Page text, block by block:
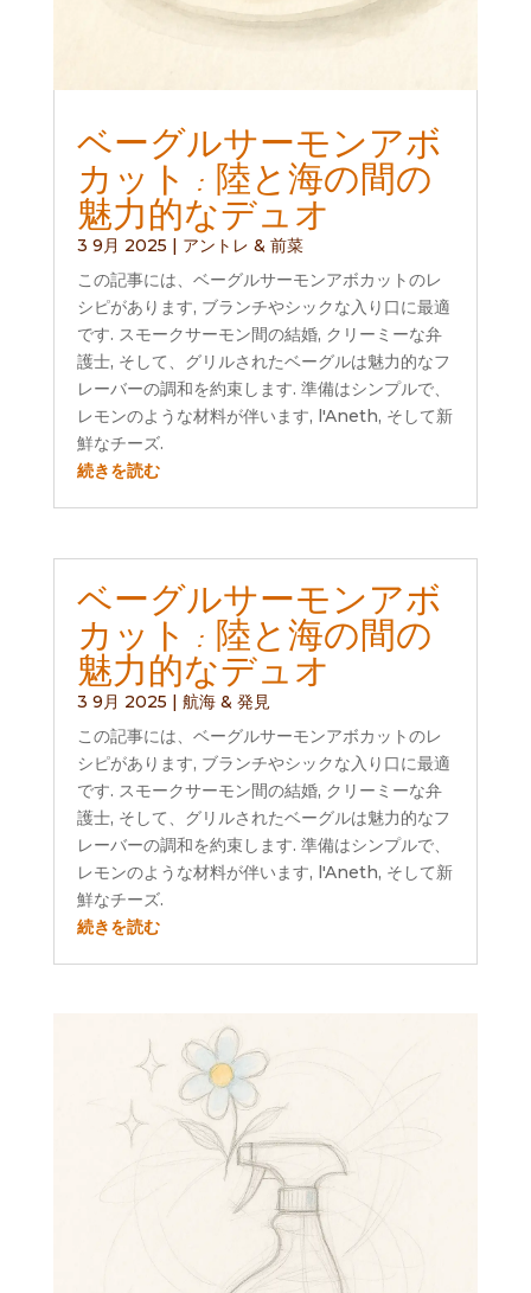
ベーグルサーモンアボ
カット : 陸と海の間の
魅力的なデュオ
3 9月 2025
アントレ & 前菜
この記事には、ベーグルサーモンアボカットのレ
シピがあります, ブランチやシックな入り口に最適
です. スモークサーモン間の結婚, クリーミーな弁
護士, そして、グリルされたベーグルは魅力的なフ
レーバーの調和を約束します. 準備はシンプルで、
レモンのような材料が伴います, l'Aneth, そして新
鮮なチーズ.
続きを読む
ベーグルサーモンアボ
カット : 陸と海の間の
魅力的なデュオ
3 9月 2025 | 航海 & 発見
この記事には、ベーグルサーモンアボカットのレ
シピがあります, ブランチやシックな入り口に最適
です. スモークサーモン間の結婚, クリーミーな弁
護士, そして、グリルされたベーグルは魅力的なフ
レーバーの調和を約束します. 準備はシンプルで、
レモンのような材料が伴います, l'Aneth, そして新
鮮なチーズ.
続きを読む